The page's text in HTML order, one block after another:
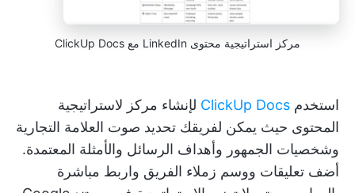
مركز استراتيجية محتوى LinkedIn مع ClickUp Docs
استخدم ClickUp Docs لإنشاء مركز لاستراتيجية
المحتوى حيث يمكن لفريقك تحديد صوت العلامة التجارية
وشخصيات الجمهور وأهداف الرسائل والأمثلة المعتمدة.
أضف تعليقات ووسم زملاء الفريق واربط مباشرة